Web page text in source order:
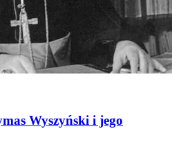
Wyszyński i jego